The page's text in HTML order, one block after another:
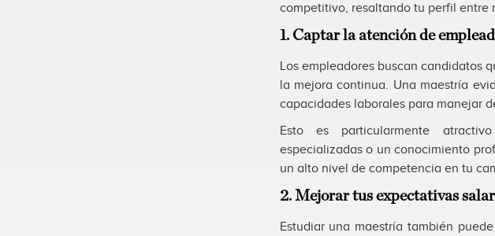
competitivo, resaltando tu perfil entre
1. Captar la atención de
Los empleadores buscan candidatos
la mejora continua. Una maestría
capacidades laborales para manejar
Esto es particularmente
especializadas o un conocimiento
un alto nivel de competencia en tu
2. Mejorar tus expectativas
Estudiar una maestría también